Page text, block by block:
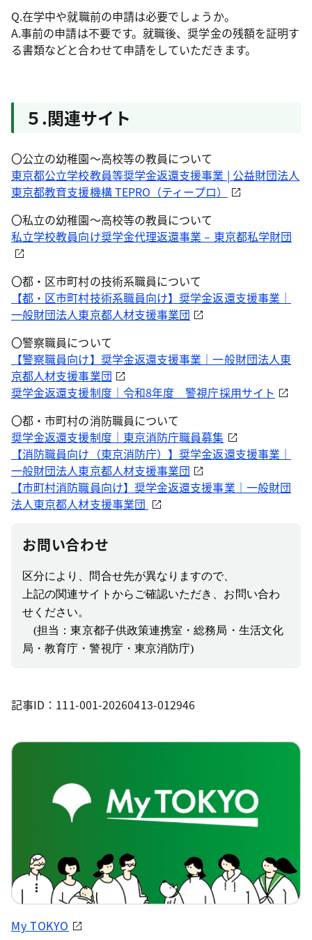
Q.在学中や就職前の申請は必要でしょうか。
A.事前の申請は不要です。就職後、奨学金の残額を証明す
る書類などと合わせて申請をしていただきます。
５.関連サイト
〇公立の幼稚園～高校等の教員について
東京都公立学校教員等奨学金返還支援事業 | 公益財団法人
東京都教育支援機構 TEPRO（ティープロ）
〇私立の幼稚園～高校等の教員について
私立学校教員向け奨学金代理返還事業 – 東京都私学財団
〇都・区市町村の技術系職員について
【都・区市町村技術系職員向け】奨学金返還支援事業｜
一般財団法人東京都人材支援事業団
〇警察職員について
【警察職員向け】奨学金返還支援事業｜一般財団法人東
京都人材支援事業団
奨学金返還支援制度｜令和8年度 警視庁採用サイト
〇都・市町村の消防職員について
奨学金返還支援制度｜東京消防庁職員募集
【消防職員向け（東京消防庁）】奨学金返還支援事業｜
一般財団法人東京都人材支援事業団
【市町村消防職員向け】奨学金返還支援事業｜一般財団
法人東京都人材支援事業団
お問い合わせ
区分により、問合せ先が異なりますので、
上記の関連サイトからご確認いただき、お問い合わ
せください。
(担当：東京都子供政策連携室・総務局・生活文化
局・教育庁・警視庁・東京消防庁)
記事ID：111-001-20260413-012946
My TOKYO